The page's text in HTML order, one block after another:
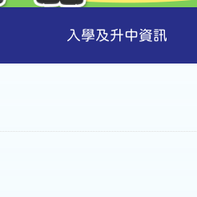
入學及升中資訊